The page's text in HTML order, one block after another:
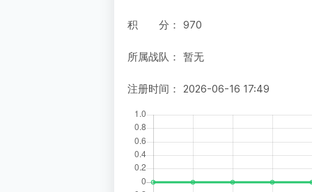
积 分： 970
所属战队： 暂无
注册时间： 2026-06-16 17:49